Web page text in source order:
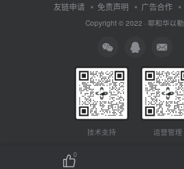
友链申请 免责声明 广告合作
Copyright © 2022 · 耶和华以勒
技术支持 运营管理
0